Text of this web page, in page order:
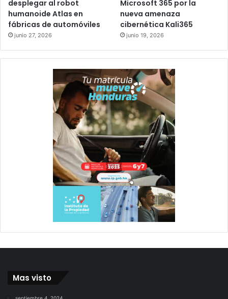
desplegar al robot
humanoide Atlas en
fábricas de automóviles
junio 27, 2026
Microsoft 365 por la
nueva amenaza
cibernética Kali365
junio 19, 2026
Mas visto
septiembre 4, 2024